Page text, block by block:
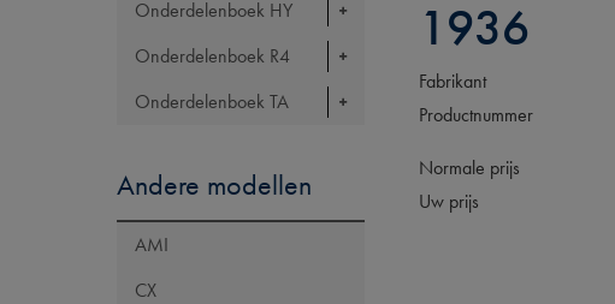
Onderdelenboek HY
Onderdelenboek R4
Onderdelenboek TA
Andere modellen
AMI
CX
1936
Fabrikant
Productnummer
Normale prijs
Uw prijs